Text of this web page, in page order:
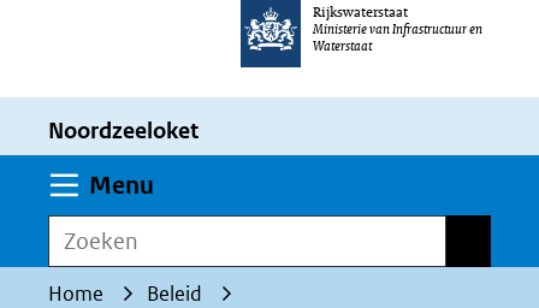
worden
toegestaan
geweigerd.
Rijkswaterstaat
Ministerie van Infrastructuur en
Waterstaat
Noordzeeloket
Menu
Zoeken
Home
Beleid